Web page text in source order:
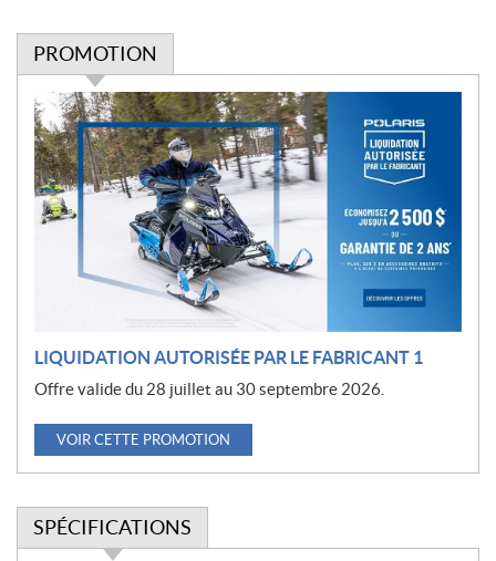
PROMOTION
P
r
o
m
o
t
LIQUIDATION AUTORISÉE PAR LE FABRICANT 1
Offre valide du 28 juillet au 30 septembre 2026.
VOIR CETTE PROMOTION
SPÉCIFICATIONS